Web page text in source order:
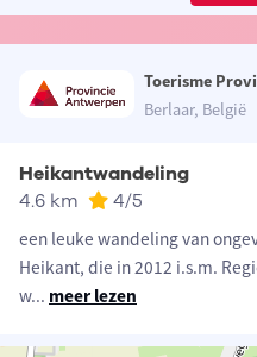
Toerisme
Berlaar, België
Heikantwandeling
4.6 km 4/5
een leuke wandeling van
Heikant, die in 2012 i.s.m.
w... meer lezen